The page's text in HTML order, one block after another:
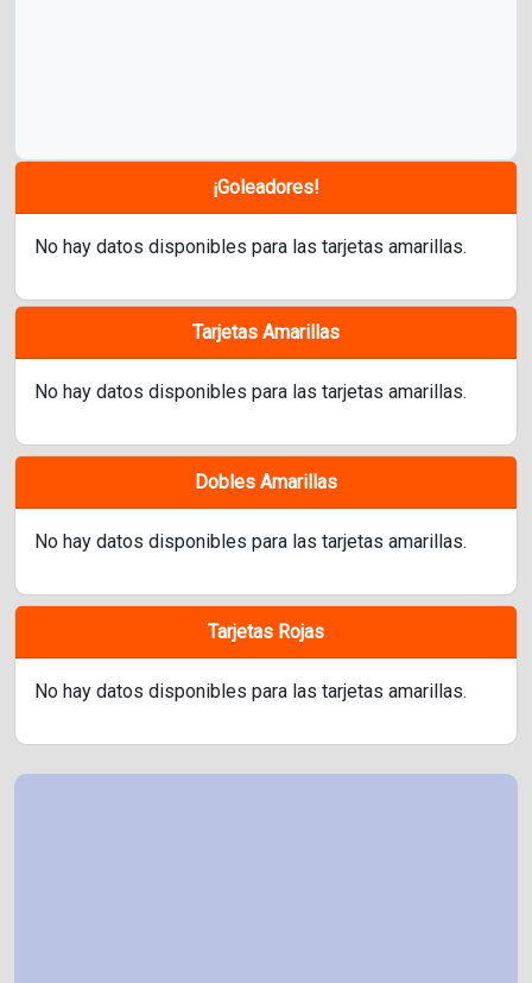
¡Goleadores!
No hay datos disponibles para las tarjetas amarillas.
Tarjetas Amarillas
No hay datos disponibles para las tarjetas amarillas.
Dobles Amarillas
No hay datos disponibles para las tarjetas amarillas.
Tarjetas Rojas
No hay datos disponibles para las tarjetas amarillas.